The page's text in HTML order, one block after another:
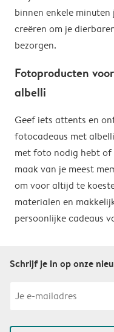
binnen enkele
creëren om je
bezorgen.
Fotoproducten
albelli
Geef iets attents en
fotocadeaus met
met foto nodig hebt of
maak van je meest
om voor altijd te
materialen en
persoonlijke cadeaus
Schrijf je in op onze